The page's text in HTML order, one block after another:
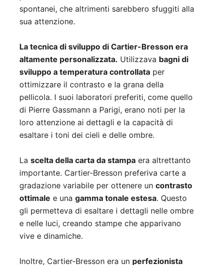
spontanei, che altrimenti sarebbero sfuggiti alla
sua attenzione.
La tecnica di sviluppo di Cartier-Bresson era
altamente personalizzata. Utilizzava bagni di
sviluppo a temperatura controllata per
ottimizzare il contrasto e la grana della
pellicola. I suoi laboratori preferiti, come quello
di Pierre Gassmann a Parigi, erano noti per la
loro attenzione ai dettagli e la capacità di
esaltare i toni dei cieli e delle ombre.
La scelta della carta da stampa era altrettanto
importante. Cartier-Bresson preferiva carte a
gradazione variabile per ottenere un contrasto
ottimale e una gamma tonale estesa. Questo
gli permetteva di esaltare i dettagli nelle ombre
e nelle luci, creando stampe che apparivano
vive e dinamiche.
Inoltre, Cartier-Bresson era un perfezionista